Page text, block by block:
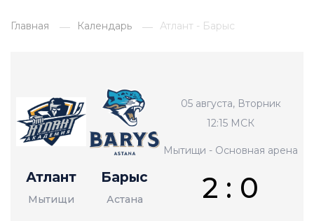
Главная Календарь Атлант - Барыс
Атлант
Мытищи
05 августа, Вторник
12:15 МСК
Мытищи - Основная арена
2 : 0
Барыс
Астана